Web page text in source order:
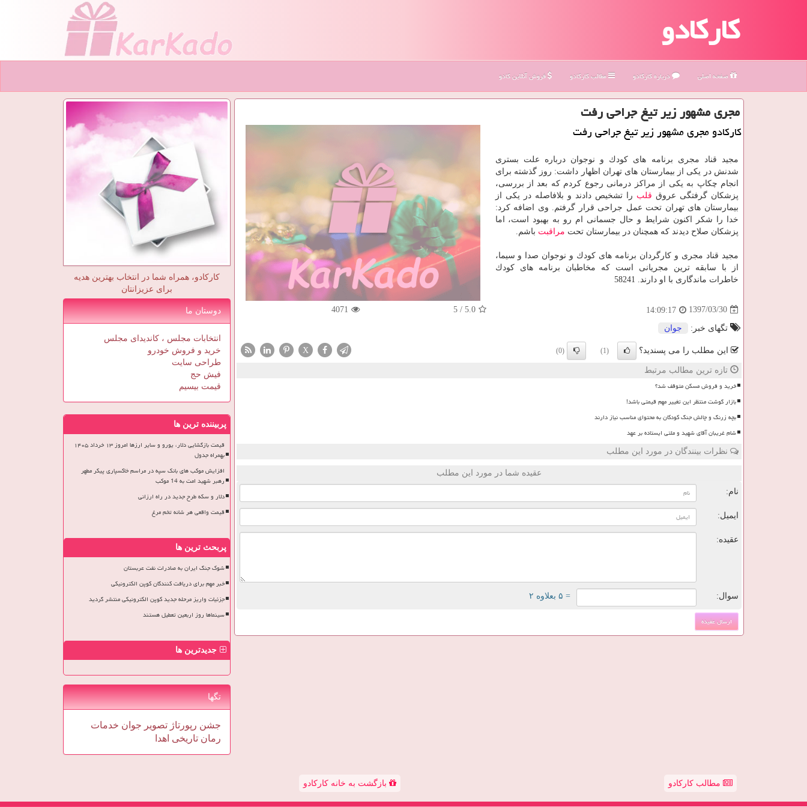
کارکادو
صفحه اصلی درباره كاركادو مطالب كاركادو فروش آنلاین کادو
مجری مشهور زیر تیغ جراحی رفت
كاركادو مجری مشهور زیر تیغ جراحی رفت
مجید قناد مجری برنامه های كودك و نوجوان درباره علت بستری
شدنش در یكی از بیمارستان های تهران اظهار داشت: روز گذشته برای
انجام چكاپ به یكی از مراكز درمانی رجوع كردم كه بعد از بررسی،
پزشكان گرفتگی عروق قلب را تشخیص دادند و بلافاصله در یكی از
بیمارستان های تهران تحت عمل جراحی قرار گرفتم. وی اضافه كرد:
خدا را شكر اكنون شرایط و حال جسمانی ام رو به بهبود است، اما
پزشكان صلاح دیدند كه همچنان در بیمارستان تحت مراقبت باشم.
مجید قناد مجری و كارگردان برنامه های كودك و نوجوان صدا و سیما،
از با سابقه ترین مجریانی است كه مخاطبان برنامه های كودك
خاطرات ماندگاری با او دارند. 58241
1397/03/30
14:09:17
5.0
/
5
4071
تگهای خبر: جوان
این مطلب را می پسندید؟ (1)
(0)
X
تازه ترین مطالب مرتبط
خرید و فروش مسکن متوقف شد؟
بازار گوشت منتظر این تغییر مهم قیمتی باشد!
بچه زرنگ و چالش جنگ کودکان به محتوای مناسب نیاز دارند
شام غریبان آقای شهید و ملتی ایستاده بر عهد
نظرات بینندگان در مورد این مطلب
عقیده شما در مورد این مطلب
نام:
ایمیل:
عقیده:
سوال: = ۵ بعلاوه ۲
کارکادو، همراه شما در انتخاب بهترین هدیه
برای عزیزانتان
دوستان ما
انتخابات مجلس ، کاندیدای مجلس
خرید و فروش خودرو
طراحی سایت
فیش حج
قیمت بیسیم
پربیننده ترین ها
قیمت بازگشایی دلار، یورو و سایر ارزها امروز ۱۳ خرداد ۱۴۰۵
بهمراه جدول
افزایش موکب های بانک سپه در مراسم خاکسپاری پیکر مطهر
رهبر شهید امت به 14 موکب
دلار و سکه طرح جدید در راه ارزانی
قیمت واقعی هر شانه تخم مرغ
پربحث ترین ها
شوک جنگ ایران به صادرات نفت عربستان
خبر مهم برای دریافت کنندگان کوپن الکترونیکی
جزئیات واریز مرحله جدید کوپن الکترونیکی منتشر گردید
سینماها روز اربعین تعطیل هستند
جدیدترین ها
تگها
جشن رپورتاژ تصویر جوان خدمات
رمان تاریخی اهدا
مطالب کارکادو بازگشت به خانه کارکادو